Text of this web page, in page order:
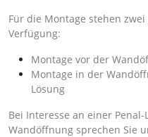
Für die Montage stehen
Verfügung:
Montage vor der
Montage in der
Lösung
Bei Interesse an einer
Wandöffnung sprechen Sie